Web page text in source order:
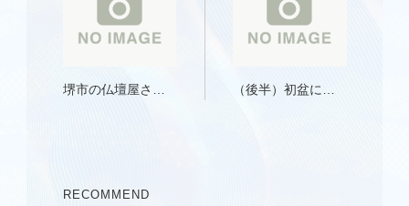
堺市の仏壇屋さん
（後半）初盆に必
RECOMMEND